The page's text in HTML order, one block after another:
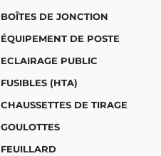
BOÎTES DE JONCTION
ÉQUIPEMENT DE POSTE
ECLAIRAGE PUBLIC
FUSIBLES (HTA)
CHAUSSETTES DE TIRAGE
GOULOTTES
FEUILLARD